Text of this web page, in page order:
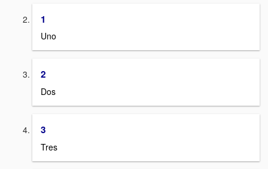
1
Uno
2
Dos
3
Tres